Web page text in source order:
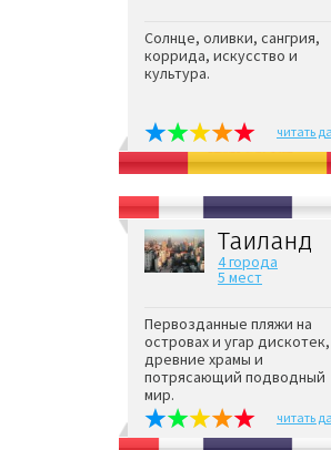
Солнце, оливки, сангрия,
коррида, искусство и
культура.
читать
Таиланд
4 города
5 мест
Первозданные пляжи на
островах и угар дискотек,
древние храмы и
потрясающий подводный
мир.
читать